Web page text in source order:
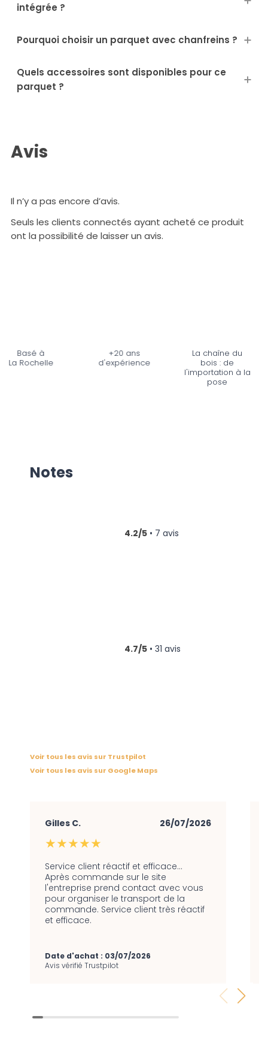
intégrée ?
Pourquoi choisir un parquet avec chanfreins ?
Quels accessoires sont disponibles pour ce
parquet ?
Avis
Il n’y a pas encore d’avis.
Seuls les clients connectés ayant acheté ce produit
ont la possibilité de laisser un avis.
Basé à
Rochelle
+20 ans
d'expérience
La chaîne du
bois : de
l'importation à la
pose
Notes
4.2/5 • 7 avis
4.7/5 • 31 avis
Voir tous les avis sur Trustpilot
Voir tous les avis sur Google Maps
Gilles C. 26/07/2026
★★★★★
Service client réactif et efficace…
Après commande sur le site
l'entreprise prend contact avec vous
pour organiser le transport de la
commande. Service client très réactif
et efficace.
Date d'achat : 03/07/2026
Avis vérifié Trustpilot